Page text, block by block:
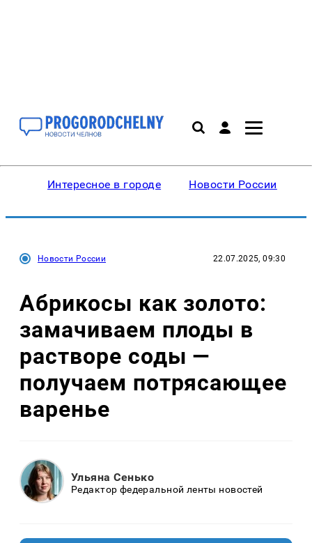
Интересное в городе Новости России
Новости России 22.07.2025, 09:30
Абрикосы как золото:
замачиваем плоды в
растворе соды —
получаем потрясающее
варенье
Ульяна Сенько
Редактор федеральной ленты новостей